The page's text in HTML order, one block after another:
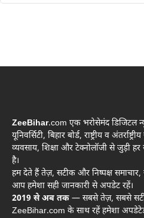
ZeeBihar.com एक भरोसेमंद डिजिटल
यूनिवर्सिटी, बिहार बोर्ड, राष्ट्रीय व
व्यवसाय, शिक्षा और टेक्नोलॉजी से जुड़ी
है।
हम देते हैं तेज़, सटीक और निष्पक्ष
आप हमेशा सही जानकारी से अपडेट रहें।
2019 से अब तक — सबसे तेज़, सबसे
ZeeBihar.com के साथ रहें हमेशा